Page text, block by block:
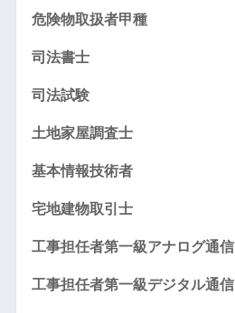
危険物取扱者甲種
司法書士
司法試験
土地家屋調査士
基本情報技術者
宅地建物取引士
工事担任者第一級アナログ通信
工事担任者第一級デジタル通信